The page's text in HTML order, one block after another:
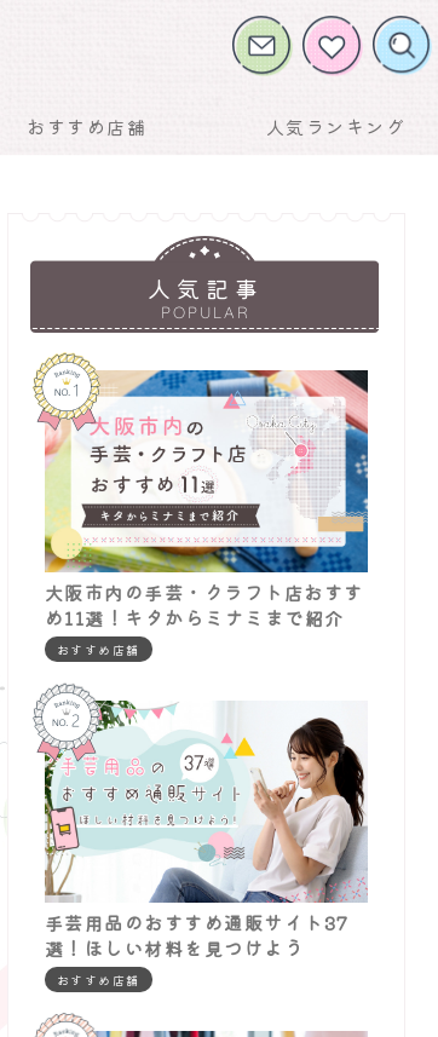
おすすめ店舗 人気ランキング
人気記事
POPULAR
大阪市内の手芸・クラフト店おすす
め11選！キタからミナミまで紹介
おすすめ店舗
手芸用品のおすすめ通販サイト37
選！ほしい材料を見つけよう
おすすめ店舗